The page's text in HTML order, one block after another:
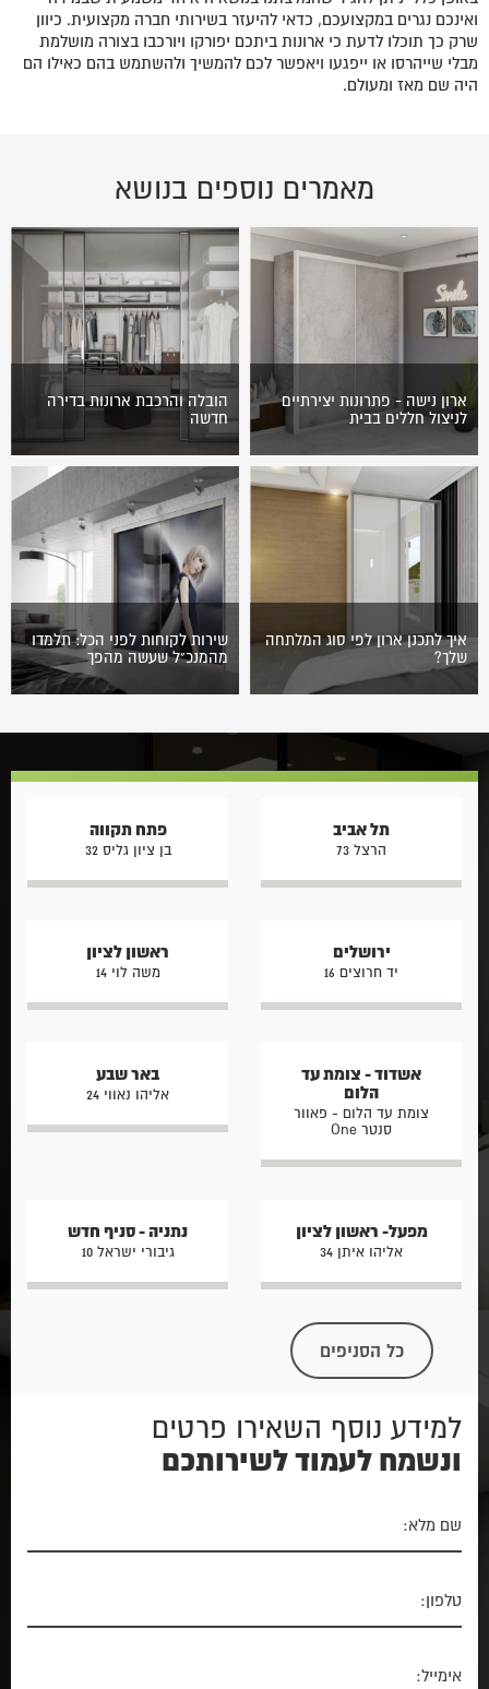
ואינכם נגרים במקצועכם, כדאי להיעזר בשירותי חברה מקצועית. כיוון
שרק כך תוכלו לדעת כי ארונות ביתכם יפורקו ויורכבו בצורה מושלמת
מבלי שייהרסו או ייפגעו ויאפשר לכם להמשיך ולהשתמש בהם כאילו הם
היה שם מאז ומעולם.
מאמרים נוספים בנושא
ארון נישה - פתרונות יצירתיים
לניצול חללים בבית
בכל בית קיימים חללים לא
מנוצלים, פינות צרות במסדרון,
שקעי קיר לצד עמודים, אזורים
מתחת למדרגות, גומחות לצד
דלתות או…
הובלה והרכבת ארונות בדירה
חדשה
כל מעבר דירה מלווה
בהתרגשות עזה ושמחה גדולה
שכן מעבר דירה הוא לא רק
מעבר לגור במקום אחר פיזית
בלבד…
איך לתכנן ארון לפי סוג המלתחה
שלך?
כמה דלתות? הזזה או פתיחה?
לבן או עץ? אבל האמת היא
שתכנון…
שירות לקוחות לפני הכל: תלמדו
מהמנכ"ל שעשה מהפך
הגיעה לגמר גם חברת רהיטים.
ארונות…
תל אביב
הרצל 73
פתח תקווה
בן ציון גליס 32
ירושלים
יד חרוצים 16
ראשון לציון
משה לוי 14
אשדוד - צומת עד
הלום
צומת עד הלום - פאוור
סנטר One
באר שבע
אליהו נאווי 24
מפעל- ראשון לציון
אליהו איתן 34
נתניה - סניף חדש
גיבורי ישראל 10
כל הסניפים
למידע נוסף השאירו פרטים
ונשמח לעמוד לשירותכם